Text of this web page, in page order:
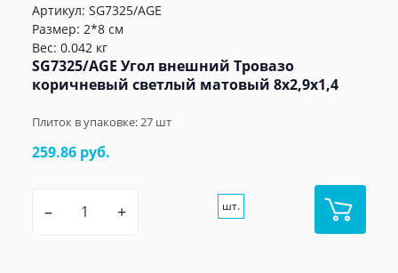
Артикул: SG7325/AGE
Размер: 2*8 см
Вес: 0.042 кг
SG7325/AGE Угол внешний Тровазо
коричневый светлый матовый 8x2,9x1,4
Плиток в упаковке:27 шт
259.86 руб.
– + шт.